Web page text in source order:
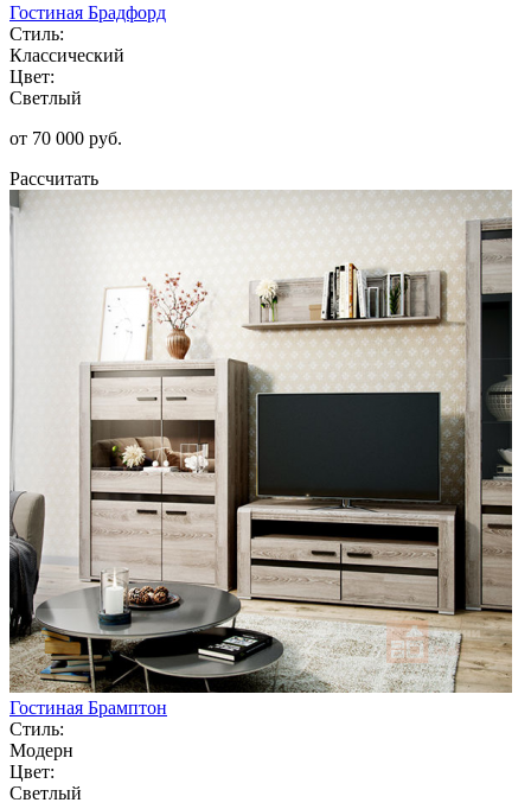
Гостиная Брадфорд
Стиль:
Классический
Цвет:
Светлый
от 70 000 руб.
Рассчитать
Гостиная Брамптон
Стиль:
Модерн
Цвет:
Светлый